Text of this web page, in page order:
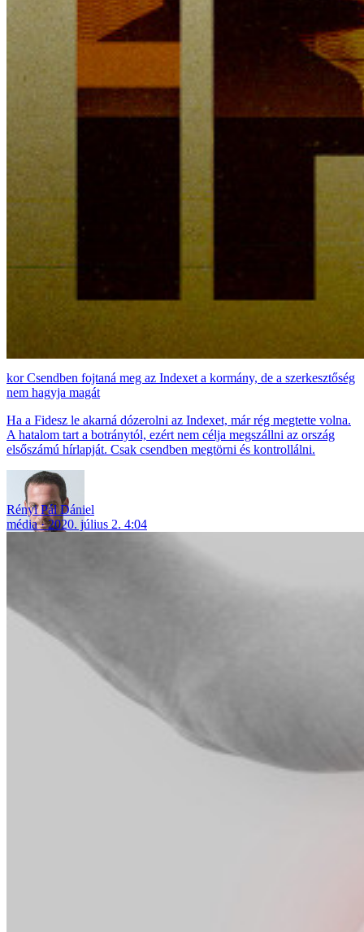
Csendben fojtaná meg az Indexet a kormány, de a szerkesztőség
nem hagyja magát
Ha a Fidesz le akarná dózerolni az Indexet, már rég megtette volna.
A hatalom tart a botránytól, ezért nem célja megszállni az ország
elsőszámú hírlapját. Csak csendben megtörni és kontrollálni.
Rényi Pál Dániel
média
2020. július 2. 4:04